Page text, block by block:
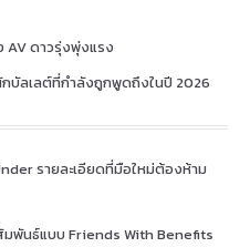
AV ดาวรุ่งพุ่งแรง
กบัลเลต์ที่กำลังถูกพูดถึงในปี 2026
รายละเอียดที่มือใหม่ต้องห้าม
มพันธ์แบบ Friends With Benefits